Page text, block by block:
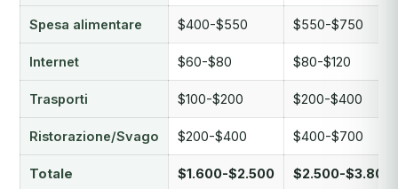
Spesa alimentare $400-$550 $550-$750
Internet $60-$80 $80-$120
Trasporti $100-$200 $200-$400
Ristorazione/Svago $200-$400 $400-$700
Totale $1.600-$2.500 $2.500-$3.800